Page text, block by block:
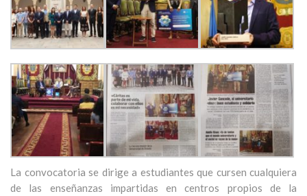
La convocatoria se dirige a estudiantes que cursen cualquiera
de las enseñanzas impartidas en centros propios de la